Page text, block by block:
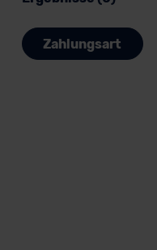
Zahlungsart